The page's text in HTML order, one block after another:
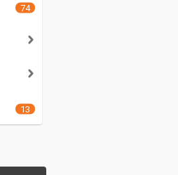
74
13